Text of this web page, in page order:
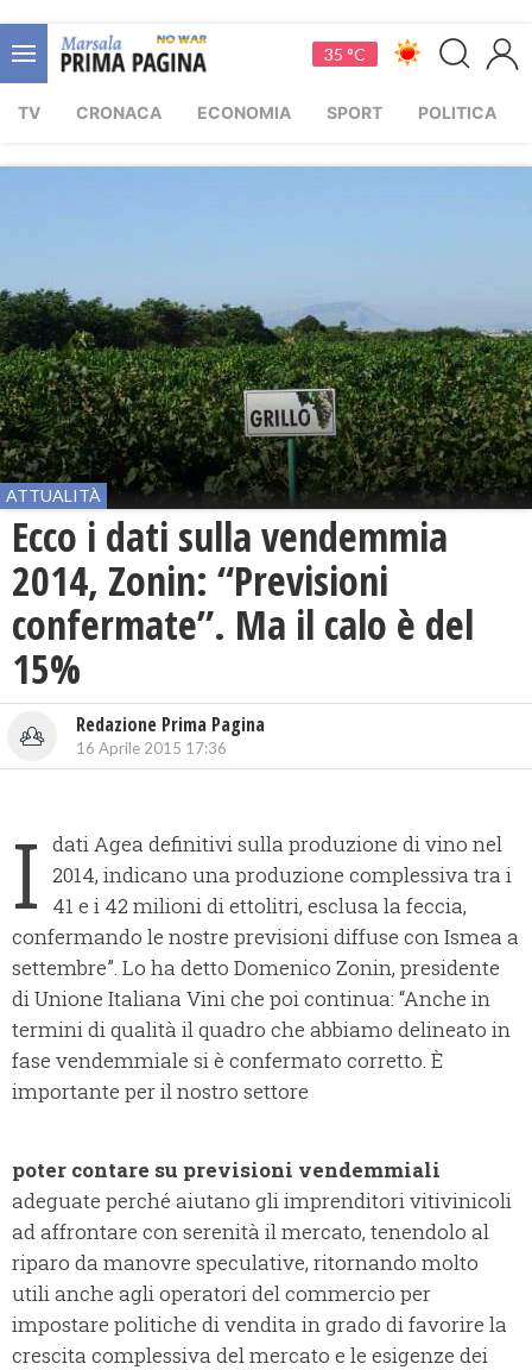
35 °C
TV CRONACA ECONOMIA SPORT POLITICA
ATTUALITÀ
Ecco i dati sulla vendemmia
2014, Zonin: “Previsioni
confermate”. Ma il calo è del
15%
Redazione Prima Pagina
16 Aprile 2015 17:36
I dati Agea definitivi sulla produzione di vino nel
2014, indicano una produzione complessiva tra i
41 e i 42 milioni di ettolitri, esclusa la feccia,
confermando le nostre previsioni diffuse con Ismea a
settembre”. Lo ha detto Domenico Zonin, presidente
di Unione Italiana Vini che poi continua: “Anche in
termini di qualità il quadro che abbiamo delineato in
fase vendemmiale si è confermato corretto. È
importante per il nostro settore
poter contare su previsioni vendemmiali
adeguate perché aiutano gli imprenditori vitivinicoli
ad affrontare con serenità il mercato, tenendolo al
riparo da manovre speculative, ritornando molto
utili anche agli operatori del commercio per
impostare politiche di vendita in grado di favorire la
crescita complessiva del mercato e le esigenze dei